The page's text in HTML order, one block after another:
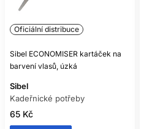
Oficiální distribuce
Sibel ECONOMISER kartáček na
barvení vlasů, úzká
Sibel
Kadeřnické potřeby
65 Kč